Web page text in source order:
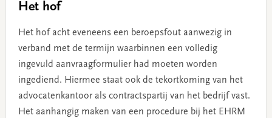
Het hof
Het hof acht eveneens een beroepsfout aanwezig in
verband met de termijn waarbinnen een volledig
ingevuld aanvraagformulier had moeten worden
ingediend. Hiermee staat ook de tekortkoming van het
advocatenkantoor als contractspartij van het bedrijf vast.
Het aanhangig maken van een procedure bij het EHRM